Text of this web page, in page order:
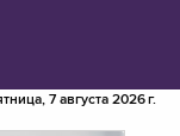
7 августа 2026 г.